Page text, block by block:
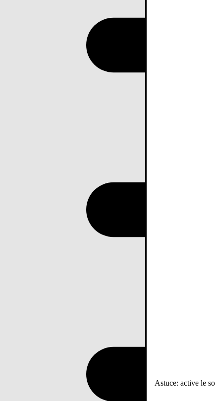
Astuce: active le